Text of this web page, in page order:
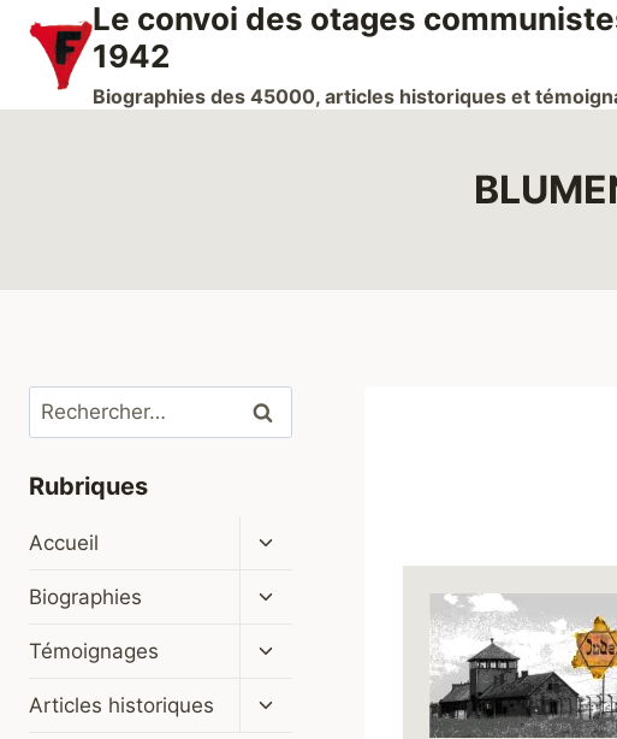
contenu
Le convoi des otages
1942
Biographies des 45000, articles historiques et
Rechercher :
Rubriques
Accueil
Ouvrir/fermer
menu
Biographies
Ouvrir/fermer
menu
Témoignages
Ouvrir/fermer
menu
Articles historiques
Ouvrir/fermer